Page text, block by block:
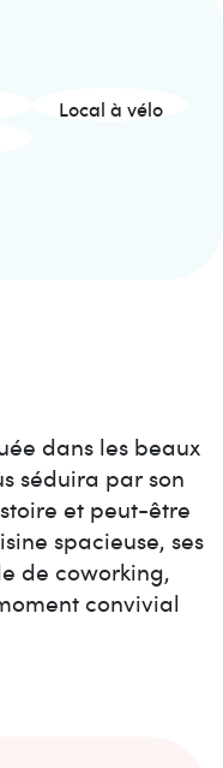
Local à vélo
dans les beaux
séduira par son
et peut-être
spacieuse, ses
de coworking,
convivial